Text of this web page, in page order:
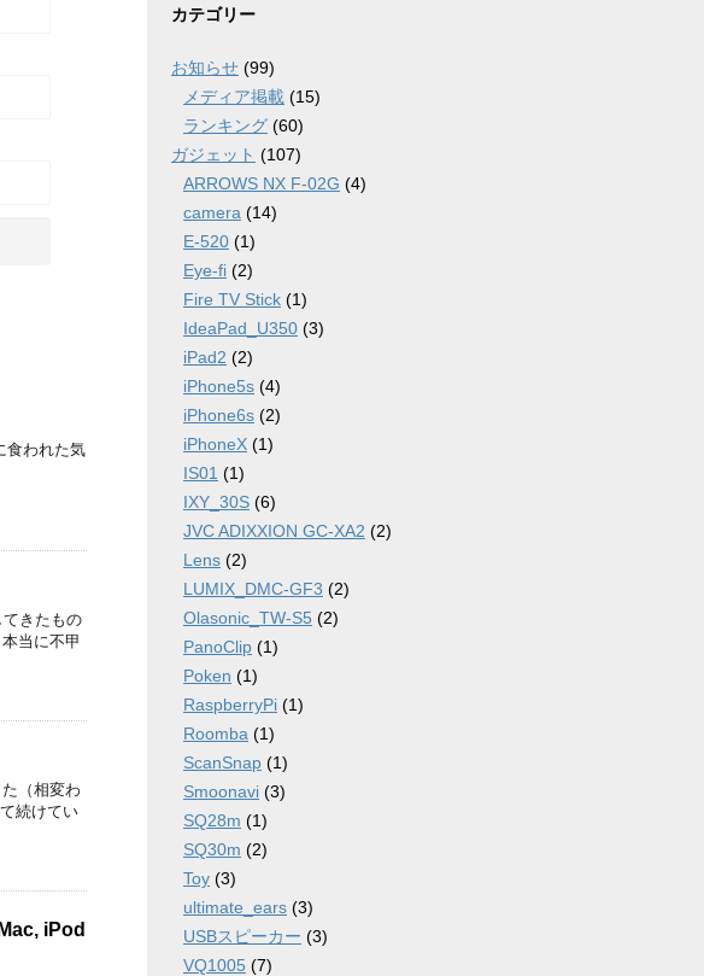
食われた気
きたもの
当に不甲
（相変わ
続けてい
iPod
カ
ブ
カテゴリー
お知らせ (99)
メディア掲載 (15)
ランキング (60)
ガジェット (107)
ARROWS NX F-02G (4)
camera (14)
E-520 (1)
Eye-fi (2)
Fire TV Stick (1)
IdeaPad_U350 (3)
iPad2 (2)
iPhone5s (4)
iPhone6s (2)
iPhoneX (1)
IS01 (1)
IXY_30S (6)
JVC ADIXXION GC-XA2 (2)
Lens (2)
LUMIX_DMC-GF3 (2)
Olasonic_TW-S5 (2)
PanoClip (1)
Poken (1)
RaspberryPi (1)
Roomba (1)
ScanSnap (1)
Smoonavi (3)
SQ28m (1)
SQ30m (2)
Toy (3)
ultimate_ears (3)
USBスピーカー (3)
VQ1005 (7)